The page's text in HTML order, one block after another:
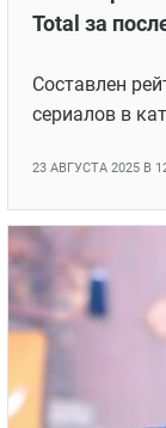
Самые
Total за